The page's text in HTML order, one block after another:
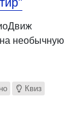
необычную
Квиз